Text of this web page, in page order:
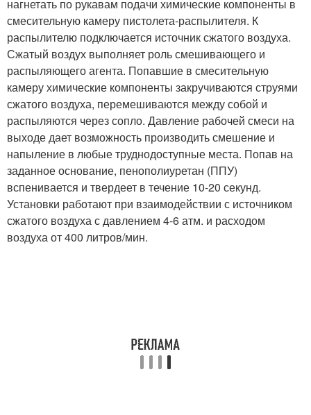
нагнетать по рукавам подачи химические компоненты в
смесительную камеру пистолета-распылителя. К
распылителю подключается источник сжатого воздуха.
Сжатый воздух выполняет роль смешивающего и
распыляющего агента. Попавшие в смесительную
камеру химические компоненты закручиваются струями
сжатого воздуха, перемешиваются между собой и
распыляются через сопло. Давление рабочей смеси на
выходе дает возможность производить смешение и
напыление в любые труднодоступные места. Попав на
заданное основание, пенополиуретан (ППУ)
вспенивается и твердеет в течение 10-20 секунд.
Установки работают при взаимодействии с источником
сжатого воздуха с давлением 4-6 атм. и расходом
воздуха от 400 литров/мин.